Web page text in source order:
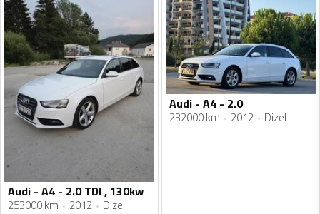
Audi - A4 - 2.0 TDI , 130kw
253000 km 2012 Dizel
Audi - A4 - 2.0
232000 km 2012 Dizel